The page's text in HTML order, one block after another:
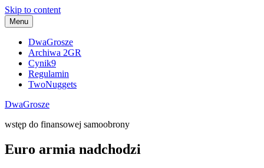
Skip to content
Menu
DwaGrosze
Archiwa 2GR
Cynik9
Regulamin
TwoNuggets
DwaGrosze
wstęp do finansowej samoobrony
Euro armia nadchodzi